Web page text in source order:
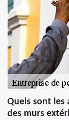
Quels sont les
des murs